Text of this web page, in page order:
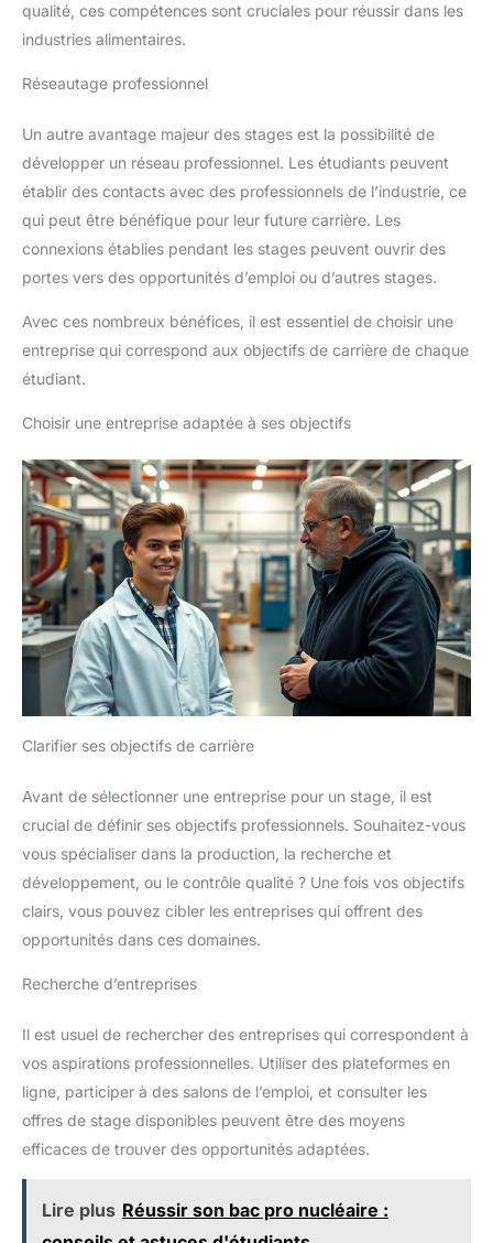
qualité, ces compétences sont cruciales pour réussir dans les
industries alimentaires.
Réseautage professionnel
Un autre avantage majeur des stages est la possibilité de
développer un réseau professionnel. Les étudiants peuvent
établir des contacts avec des professionnels de l’industrie, ce
qui peut être bénéfique pour leur future carrière. Les
connexions établies pendant les stages peuvent ouvrir des
portes vers des opportunités d’emploi ou d’autres stages.
Avec ces nombreux bénéfices, il est essentiel de choisir une
entreprise qui correspond aux objectifs de carrière de chaque
étudiant.
Choisir une entreprise adaptée à ses objectifs
Clarifier ses objectifs de carrière
Avant de sélectionner une entreprise pour un stage, il est
crucial de définir ses objectifs professionnels. Souhaitez-vous
vous spécialiser dans la production, la recherche et
développement, ou le contrôle qualité ? Une fois vos objectifs
clairs, vous pouvez cibler les entreprises qui offrent des
opportunités dans ces domaines.
Recherche d’entreprises
Il est usuel de rechercher des entreprises qui correspondent à
vos aspirations professionnelles. Utiliser des plateformes en
ligne, participer à des salons de l’emploi, et consulter les
offres de stage disponibles peuvent être des moyens
efficaces de trouver des opportunités adaptées.
Lire plus Réussir son bac pro nucléaire :